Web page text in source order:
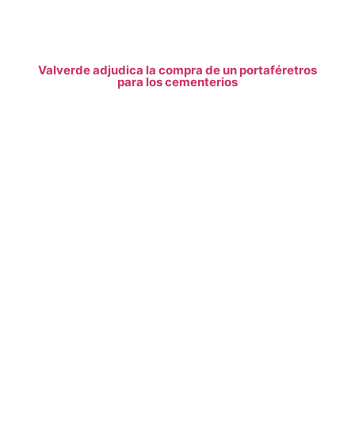
Valverde adjudica la compra de un portaféretros
para los cementerios